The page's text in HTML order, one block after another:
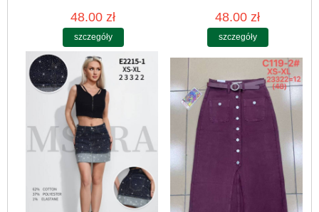
48.00 zł
szczegóły
48.00 zł
szczegóły